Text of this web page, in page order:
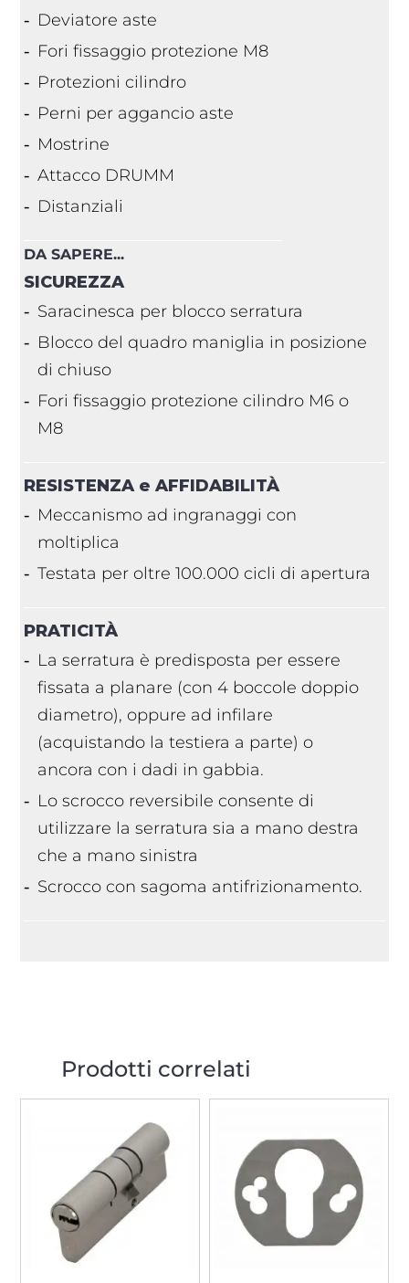
Deviatore aste
Fori fissaggio protezione M8
Protezioni cilindro
Perni per aggancio aste
Mostrine
Attacco DRUMM
Distanziali
DA SAPERE...
SICUREZZA
Saracinesca per blocco serratura
Blocco del quadro maniglia in posizione
di chiuso
Fori fissaggio protezione cilindro M6 o
M8
RESISTENZA eAFFIDABILITÀ
Meccanismo ad ingranaggi con
moltiplica
Testata per oltre 100.000 cicli di apertura
PRATICITÀ
La serratura è predisposta per essere
fissata a planare (con 4 boccole doppio
diametro), oppure ad infilare
(acquistando la testiera a parte) o
ancora con i dadi in gabbia.
Lo scrocco reversibile consente di
utilizzare la serratura sia a mano destra
che a mano sinistra
Scrocco con sagoma antifrizionamento.
Prodotti correlati